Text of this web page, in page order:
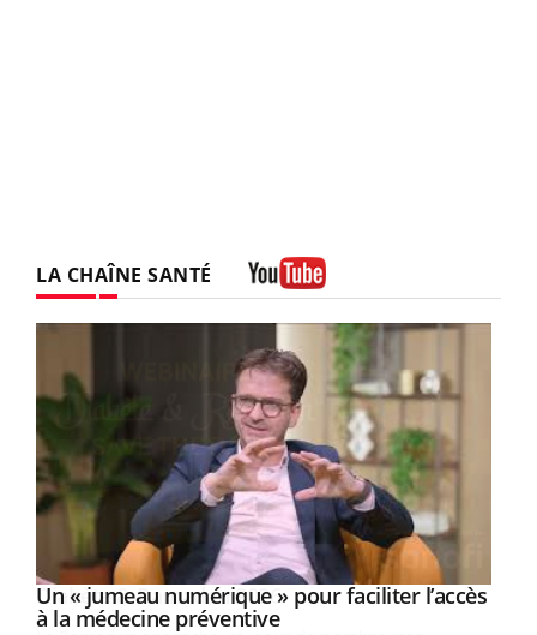
LA CHAÎNE SANTÉ
Youtube
Un « jumeau numérique » pour faciliter l’accès
à la médecine préventiveYoutube